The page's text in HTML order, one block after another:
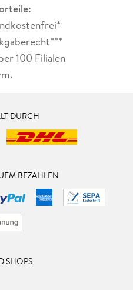
100 Filialen
DURCH
BEZAHLEN
SHOPS